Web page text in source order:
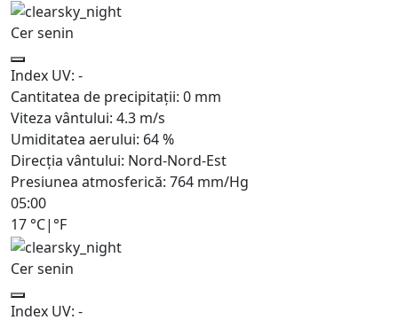
Cer senin
Index UV: -
Cantitatea de precipitații: 0 mm
Viteza vântului: 4.3 m/s
Umiditatea aerului: 64%
Direcția vântului: Nord-Nord-Est
Presiunea atmosferică: 764 mm/Hg
05:00
17 °C| °F
Cer senin
Index UV: -